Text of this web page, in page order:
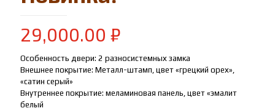
29,000.00 ₽
Особенность двери: 2 разносистемных замка
Внешнее покрытие: Металл-штамп, цвет «грецкий орех»,
«сатин серый»
Внутреннее покрытие: меламиновая панель, цвет «эмалит
белый